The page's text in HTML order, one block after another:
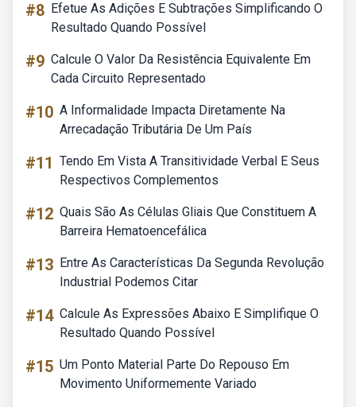
#8 Efetue As Adições E Subtrações Simplificando O
Resultado Quando Possível
#9 Calcule O Valor Da Resistência Equivalente Em
Cada Circuito Representado
#10 A Informalidade Impacta Diretamente Na
Arrecadação Tributária De Um País
#11 Tendo Em Vista A Transitividade Verbal E Seus
Respectivos Complementos
#12 Quais São As Células Gliais Que Constituem A
Barreira Hematoencefálica
#13 Entre As Características Da Segunda Revolução
Industrial Podemos Citar
#14 Calcule As Expressões Abaixo E Simplifique O
Resultado Quando Possível
#15 Um Ponto Material Parte Do Repouso Em
Movimento Uniformemente Variado